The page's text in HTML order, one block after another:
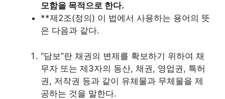
모함을 목적으로 한다.
**제2조(정의) 이 법에서 사용하는 용어의 뜻
은 다음과 같다.
“담보”란 채권의 변제를 확보하기 위하여 채
무자 또는 제3자의 동산, 채권, 영업권, 특허
권, 저작권 등과 같이 유체물과 무체물을 제
공하는 것을 말한다.